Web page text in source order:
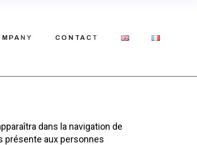
CONTACT
dans la navigation de
présente aux personnes